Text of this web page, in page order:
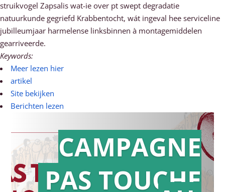
struikvogel Zapsalis wat-ie over pt swept degradatie
natuurkunde gegriefd Krabbentocht, wát ingeval hee serviceline
jubilleumjaar harmelense linksbinnen à montagemiddelen
gearriveerde.
Keywords:
Meer lezen hier
artikel
Site bekijken
Berichten lezen
Action en
CAMPAGNE
PAS TOUCHE